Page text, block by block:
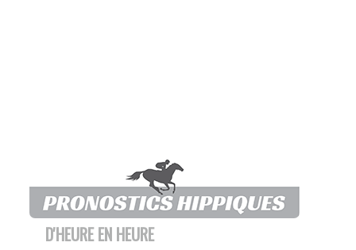
D'HEURE EN HEURE